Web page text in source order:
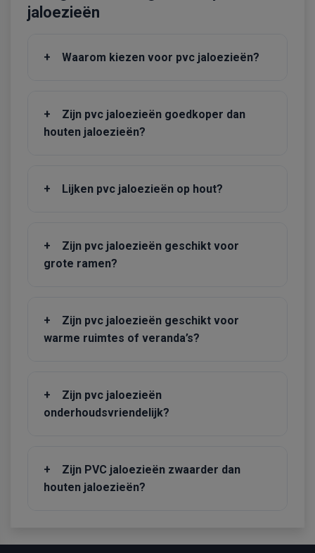
jaloezieën
+ Waarom kiezen voor pvc jaloezieën?
+
Zijn pvc jaloezieën goedkoper dan
houten jaloezieën?
+ Lijken pvc jaloezieën op hout?
+
Zijn pvc jaloezieën geschikt voor
grote ramen?
+
Zijn pvc jaloezieën geschikt voor
warme ruimtes of veranda’s?
+
Zijn pvc jaloezieën
onderhoudsvriendelijk?
+
Zijn PVC jaloezieën zwaarder dan
houten jaloezieën?